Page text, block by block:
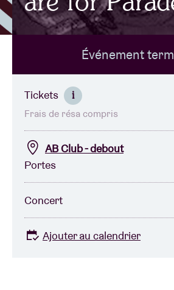
Location de salles
BRDCST
ABtv
Chèque-concert
À propos de l'AB
Contact
Événement
Tickets i
Frais de résa compris
AB Club - debout
Portes
Concert
Ajouter au calendrier